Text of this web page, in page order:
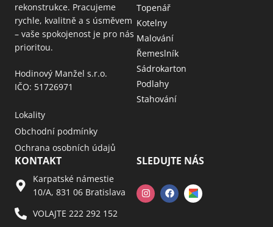
rekonstrukce. Pracujeme
rychle, kvalitně a s úsměvem
– vaše spokojenost je pro nás
prioritou.
Hodinový Manžel s.r.o.
IČO: 51726971
Lokality
Obchodní podmínky
Ochrana osobních údajů
Topenář
Kotelny
Malování
Řemeslník
Sádrokarton
Podlahy
Stahování
KONTAKT
Karpatské námestie
10/A, 831 06 Bratislava
VOLAJTE 222 292 152
SLEDUJTE NÁS